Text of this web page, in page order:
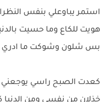
استمر يباوعلي بنفس
هويت للكاع وما حسيت
بس شلون وشوكت ما ادري
كعدت الصبح راسي يوجعني
خذلان من نفسي ومن الدنيا